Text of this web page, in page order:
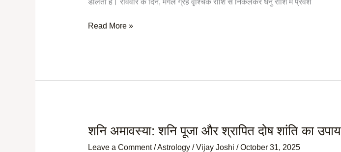
डालती है। रविवार के दिन, मंगल ग्रह वृश्चिक राशि से निकलकर धनु राशि में प्रवेश
ऊर्जा,
Read More »
शनि अमावस्या: शनि पूजा और श्रापित दोष शांति का उपाय
Leave a Comment /Astrology/Vijay Joshi /October 31, 2025
शनि